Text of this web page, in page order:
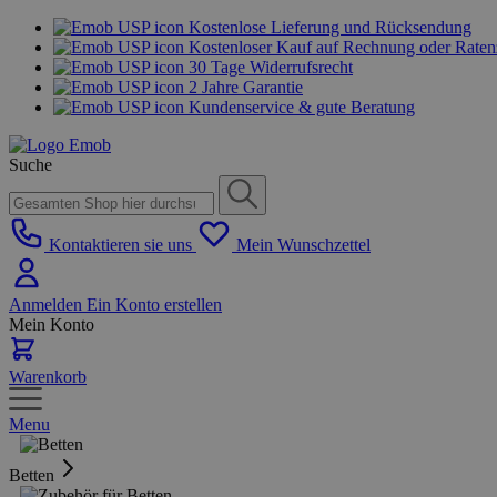
Kostenlose Lieferung und Rücksendung
Kostenloser Kauf auf Rechnung oder
30 Tage Widerrufsrecht
2 Jahre Garantie
Kundenservice & gute Beratung
Suche
Kontaktieren sie uns Mein Wunschzettel
Anmelden Ein Konto erstellen
Mein Konto
Warenkorb
Menu
Betten